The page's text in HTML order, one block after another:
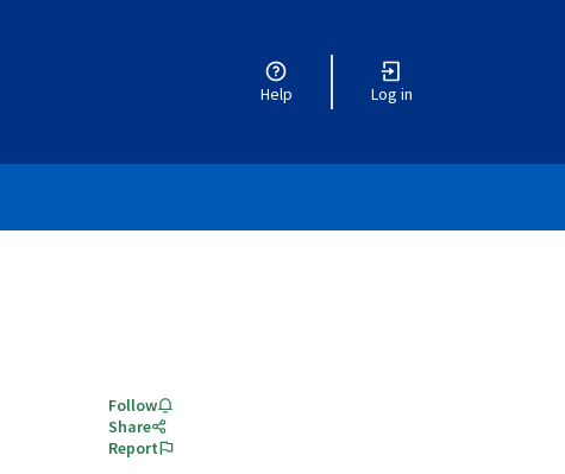
Help Log in
Follow
Share
Report